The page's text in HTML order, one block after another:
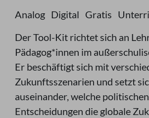
Analog Digital Gratis
Der Tool-Kit richtet sich an
Pädagog*innen im
Er beschäftigt sich mit
Zukunftsszenarien und setzt
auseinander, welche politischen
Entscheidungen die globale